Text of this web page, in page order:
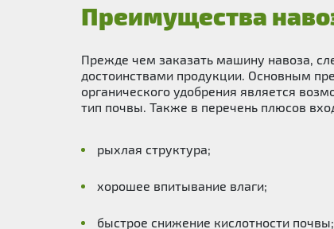
Преимущества
Прежде чем заказать машину навоза,
достоинствами продукции. Основным
органического удобрения является
тип почвы. Также в перечень плюсов
рыхлая структура;
хорошее впитывание влаги;
быстрое снижение кислотности почвы;